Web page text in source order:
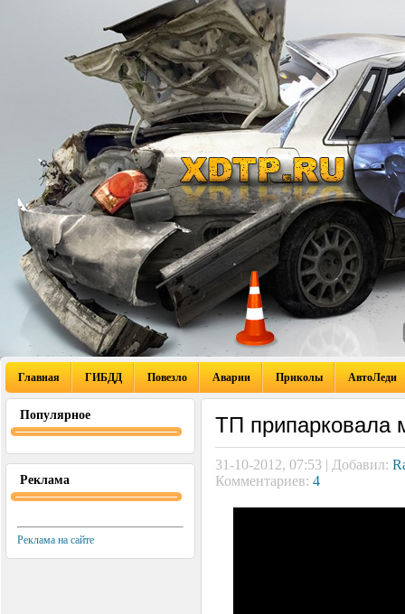
Главная ГИБДД Повезло Аварии Приколы АвтоЛеди
Популярное
Реклама
Реклама на сайте
ТП припарковала
31-10-2012, 07:53 | Добавил:
Комментариев: 4